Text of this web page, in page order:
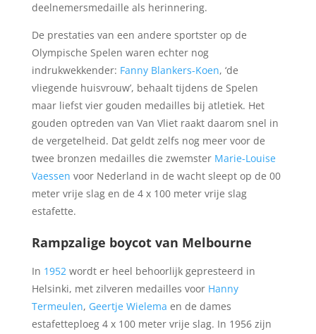
deelnemersmedaille als herinnering.
De prestaties van een andere sportster op de
Olympische Spelen waren echter nog
indrukwekkender: Fanny Blankers-Koen, ‘de
vliegende huisvrouw’, behaalt tijdens de Spelen
maar liefst vier gouden medailles bij atletiek. Het
gouden optreden van Van Vliet raakt daarom snel in
de vergetelheid. Dat geldt zelfs nog meer voor de
twee bronzen medailles die zwemster Marie-Louise
Vaessen voor Nederland in de wacht sleept op de 00
meter vrije slag en de 4 x 100 meter vrije slag
estafette.
Rampzalige boycot van Melbourne
In 1952wordt er heel behoorlijk gepresteerd in
Helsinki, met zilveren medailles voor Hanny
Termeulen, Geertje Wielema en de dames
estafetteploeg 4 x 100 meter vrije slag. In 1956 zijn